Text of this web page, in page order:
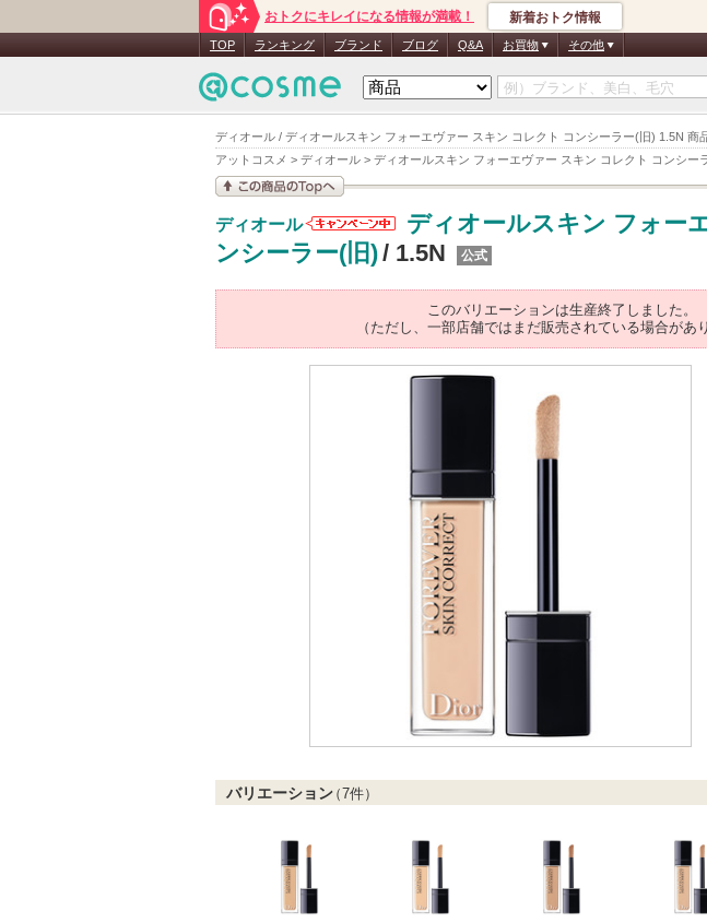
ディオール / ディオールスキン フォーエヴァー スキン コレクト コンシーラー(旧) 1.5N 商
アットコスメ > ディオール > ディオールスキン フォーエヴァー スキン コレクト コンシー
おトクにキレイになる情報が満載！ 新着おトク情報
TOP ランキング ブランド ブログ Q&A お買物 その他
ディオール
ディオール
からのお知
らせがあり
ディオールスキン フォー
ンシーラー(旧)/ 1.5N 公式
このバリエーションは生産終了しました。
（ただし、一部店舗ではまだ販売されている場合があ
バリエーション（7件）